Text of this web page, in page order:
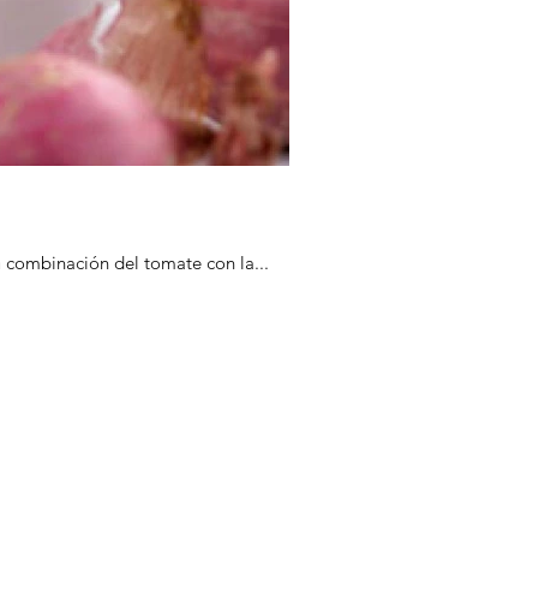
combinación del tomate con la...